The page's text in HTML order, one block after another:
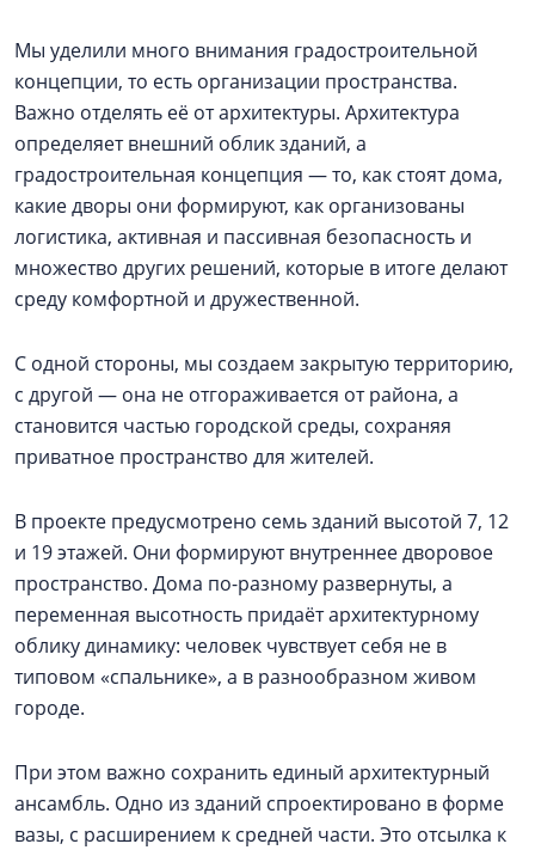
Мы уделили много внимания градостроительной
концепции, то есть организации пространства.
Важно отделять её от архитектуры. Архитектура
определяет внешний облик зданий, а
градостроительная концепция — то, как стоят дома,
какие дворы они формируют, как организованы
логистика, активная и пассивная безопасность и
множество других решений, которые в итоге делают
среду комфортной и дружественной.
С одной стороны, мы создаем закрытую территорию,
с другой — она не отгораживается от района, а
становится частью городской среды, сохраняя
приватное пространство для жителей.
В проекте предусмотрено семь зданий высотой 7, 12
и 19 этажей. Они формируют внутреннее дворовое
пространство. Дома по-разному развернуты, а
переменная высотность придаёт архитектурному
облику динамику: человек чувствует себя не в
типовом «спальнике», а в разнообразном живом
городе.
При этом важно сохранить единый архитектурный
ансамбль. Одно из зданий спроектировано в форме
вазы, с расширением к средней части. Это отсылка к